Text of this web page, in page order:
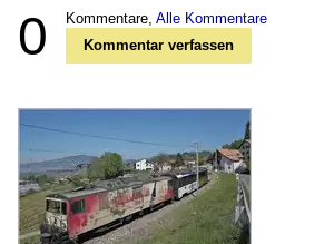
0 Kommentare, Alle Kommentare
Kommentar verfassen